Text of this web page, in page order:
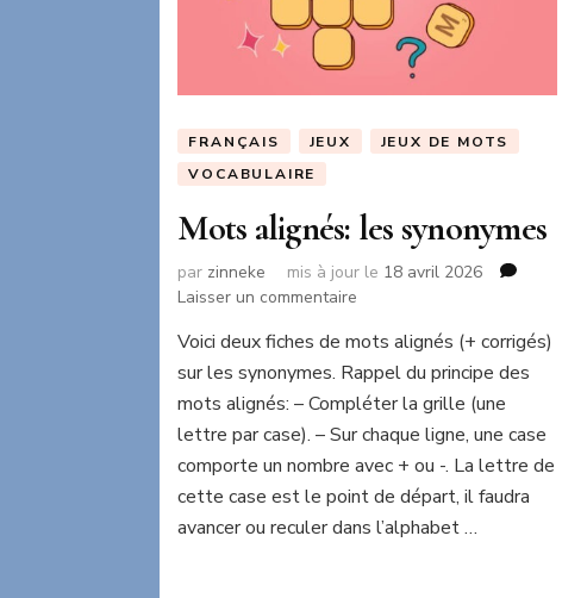
FRANÇAIS JEUX
JEUX DE MOTS
VOCABULAIRE
Mots alignés: les synonymes
par zinneke mis à jour le 18 avril 2026
Laisser un commentaire
alignés:
les
synonymes
Voici deux fiches de mots alignés (+ corrigés)
sur les synonymes. Rappel du principe des
mots alignés: – Compléter la grille (une
lettre par case). – Sur chaque ligne, une case
comporte un nombre avec + ou -. La lettre de
cette case est le point de départ, il faudra
avancer ou reculer dans l’alphabet …